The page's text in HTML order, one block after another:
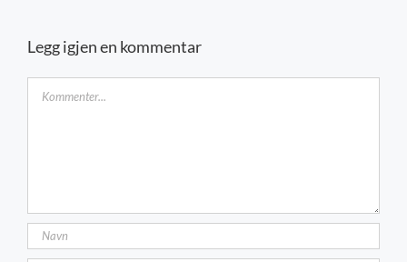
Legg igjen en kommentar